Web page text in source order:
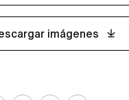
imágenes